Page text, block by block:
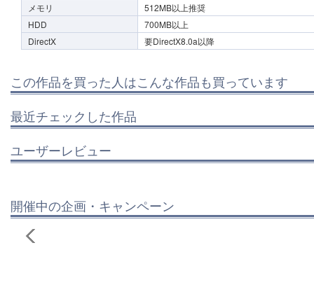
メモリ
512MB以上推奨
HDD
700MB以上
DirectX
要DirectX8.0a以降
この作品を買った人はこんな作品も買っています
最近チェックした作品
ユーザーレビュー
開催中の企画・キャンペーン